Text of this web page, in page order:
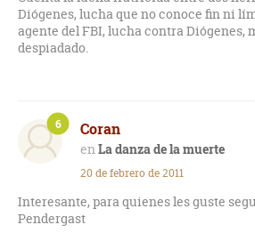
Diógenes, lucha que no conoce fin ni
agente del FBI, lucha contra Diógenes,
despiadado.
Coran
La danza de la muerte
6
20 de febrero de 2011
Interesante, para quienes les guste
Pendergast